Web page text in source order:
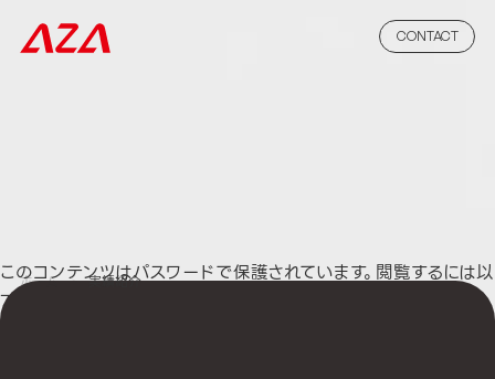
CONTACT
ホーム 実績紹介
このコンテンツはパスワードで保護されています。閲覧するには以
下にパスワードを入力してください。